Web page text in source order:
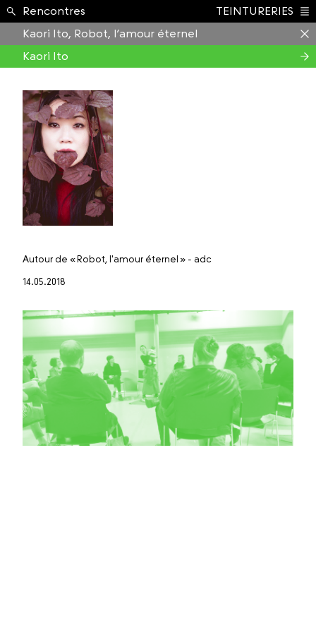
Formation ›
Rencontres
TEINTURERIES
Kaori Ito, Robot, l’amour éternel
Kaori Ito
Autour de « Robot, l'amour éternel » - adc
14.05.2018